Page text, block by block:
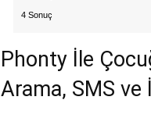
4 Sonuç
Phonty İle
Arama, SMS